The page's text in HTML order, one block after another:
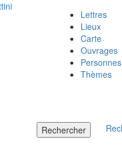
Lettres
Lieux
Carte
Ouvrages
Personnes
Thèmes
Rechercher